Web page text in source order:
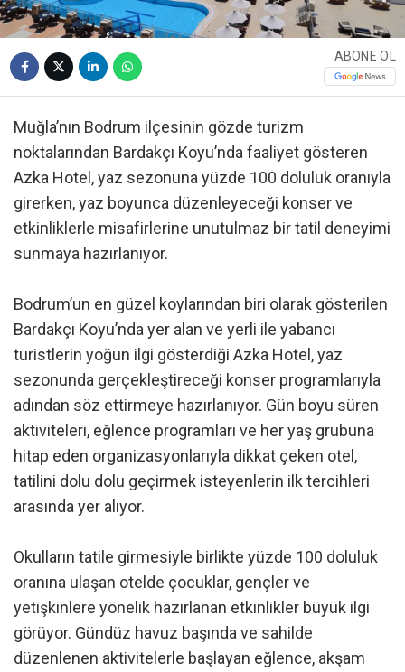
ABONE OL
Muğla’nın Bodrum ilçesinin gözde turizm
noktalarından Bardakçı Koyu’nda faaliyet gösteren
Azka Hotel, yaz sezonuna yüzde 100 doluluk oranıyla
girerken, yaz boyunca düzenleyeceği konser ve
etkinliklerle misafirlerine unutulmaz bir tatil deneyimi
sunmaya hazırlanıyor.
Bodrum’un en güzel koylarından biri olarak gösterilen
Bardakçı Koyu’nda yer alan ve yerli ile yabancı
turistlerin yoğun ilgi gösterdiği Azka Hotel, yaz
sezonunda gerçekleştireceği konser programlarıyla
adından söz ettirmeye hazırlanıyor. Gün boyu süren
aktiviteleri, eğlence programları ve her yaş grubuna
hitap eden organizasyonlarıyla dikkat çeken otel,
tatilini dolu dolu geçirmek isteyenlerin ilk tercihleri
arasında yer alıyor.
Okulların tatile girmesiyle birlikte yüzde 100 doluluk
oranına ulaşan otelde çocuklar, gençler ve
yetişkinlere yönelik hazırlanan etkinlikler büyük ilgi
görüyor. Gündüz havuz başında ve sahilde
düzenlenen aktivitelerle başlayan eğlence, akşam